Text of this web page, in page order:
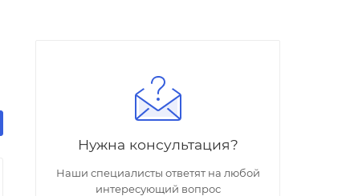
Нужна консультация?
Наши специалисты ответят на любой
интересующий вопрос